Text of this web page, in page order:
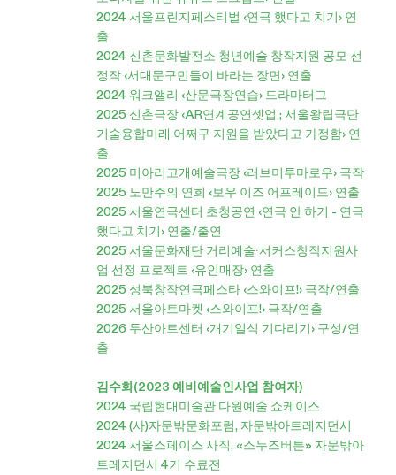
2024 서울프린지페스티벌 ‹연극 했다고 치기› 연
출
2024 신촌문화발전소 청년예술 창작지원 공모 선
정작 ‹서대문구민들이 바라는 장면› 연출
2024 워크앨리 ‹산문극장연습› 드라마터그
2025 신촌극장 ‹AR연계공연셋업 ; 서울왕립극단
기술융합미래 어쩌구 지원을 받았다고 가정함› 연
출
2025 미아리고개예술극장 ‹러브미투마로우› 극작
2025 노만주의 연희 ‹보우 이즈 어프레이드› 연출
2025 서울연극센터 초청공연 ‹연극 안 하기 - 연극
했다고 치기› 연출/출연
2025 서울문화재단 거리예술∙서커스창작지원사
업 선정 프로젝트 ‹유인매장› 연출
2025 성북창작연극페스타 ‹스와이프!› 극작/연출
2025 서울아트마켓 ‹스와이프!› 극작/연출
2026 두산아트센터 ‹개기일식 기다리기› 구성/연
출
김수화(2023 예비예술인사업 참여자)
2024 국립현대미술관 다원예술 쇼케이스
2024 (사)자문밖문화포럼, 자문밖아트레지던시
2024 서울스페이스 사직, «스누즈버튼» 자문밖아
트레지던시 4기 수료전